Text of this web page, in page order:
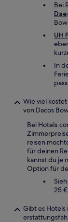
Bei
UH
In
Wie viel
von Dacos
Bei
reisen
für deinen
kannst du je
Option für
25 €
Gibt es Hotels